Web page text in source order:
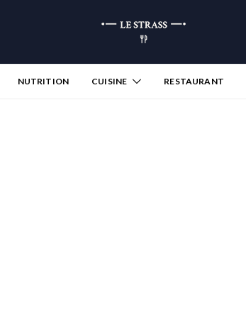
NUTRITION CUISINE RESTAURANT